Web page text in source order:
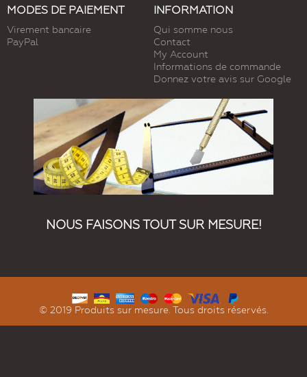
MODES DE PAIEMENT
Virement bancaire
PayPal
INFORMATION
Qui somme nous
Contact
My Account
Informations de commande
Donnez votre avis sur Google
NOUS FAISONS TOUT SUR MESURE!
© 2019 Produits sur mesure. Tous droits réservés.